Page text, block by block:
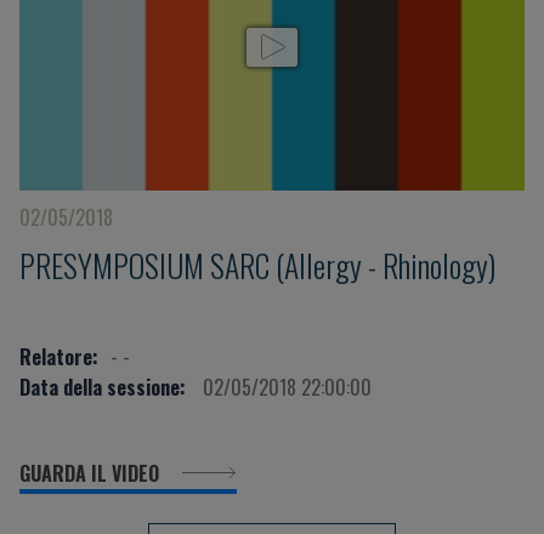
02/05/2018
PRESYMPOSIUM SARC (Allergy - Rhinology)
Relatore: - -
Data della sessione:
02/05/2018 22:00:00
GUARDA IL VIDEO